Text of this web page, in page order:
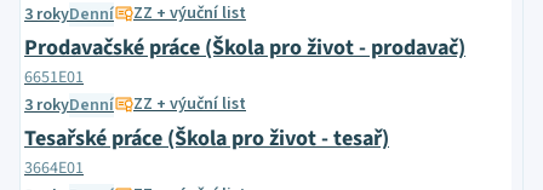
3 rokyDenní ZZ + výuční list
Prodavačské práce (Škola pro život - prodavač)
6651E01
3 rokyDenní ZZ + výuční list
Tesařské práce (Škola pro život - tesař)
3664E01